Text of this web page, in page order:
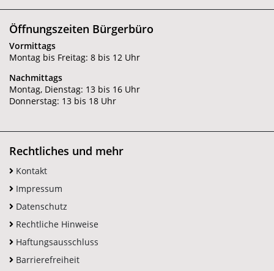
Öffnungszeiten Bürgerbüro
Vormittags
Montag bis Freitag: 8 bis 12 Uhr
Nachmittags
Montag, Dienstag: 13 bis 16 Uhr
Donnerstag: 13 bis 18 Uhr
Rechtliches und mehr
Kontakt
Impressum
Datenschutz
Rechtliche Hinweise
Haftungsausschluss
Barrierefreiheit